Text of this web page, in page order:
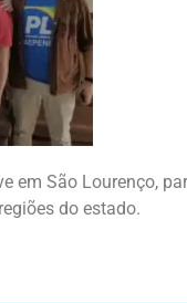
em São Lourenço,
do estado.